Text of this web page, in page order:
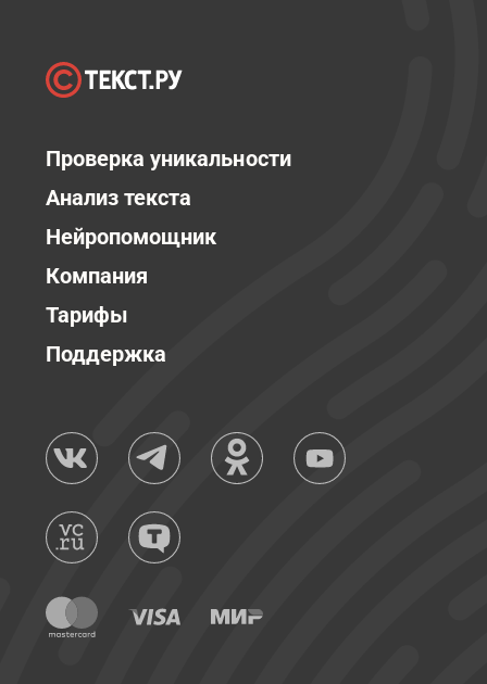
Проверка уникальности
Анализ текста
Нейропомощник
Компания
Тарифы
Поддержка